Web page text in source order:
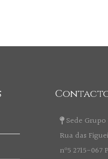
Sede
Rua das
nº5 2715-